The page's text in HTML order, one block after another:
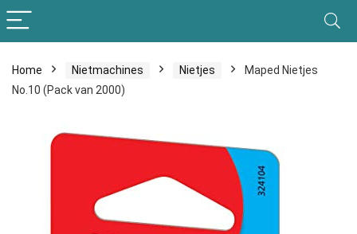
Home Nietmachines Nietjes
Maped Nietjes
No.10 (Pack van 2000)